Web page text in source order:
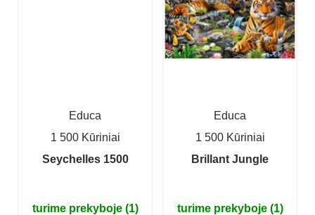
Educa
1 500 Kūriniai
Seychelles 1500
turime prekyboje (1)
Educa
1 500 Kūriniai
Brillant Jungle
turime prekyboje (1)